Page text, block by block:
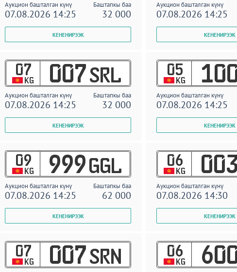
Аукцион башталган күнү Баштапкы баа
07.08.2026 14:25 32 000
Аукцион башталган күнү
07.08.2026 14:25
07
KG 007 SRL
Аукцион башталган күнү Баштапкы баа
07.08.2026 14:25 32 000
05
KG
Аукцион башталган күнү
07.08.2026 14:25
09
KG 999 GGL
Аукцион башталган күнү Баштапкы баа
07.08.2026 14:25 62 000
06
KG 003
Аукцион башталган күнү
07.08.2026 14:30
07
KG 007 SRN 06
KG